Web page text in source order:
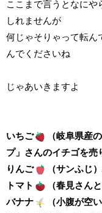
ここまで言うとなにや
しれませんが
何じゃそりゃって転ん
んでくださいね
じゃあいきますよ
いちご
（岐阜県産
プ」さんのイチゴを売
りんご
（サンふじ
トマト
（春見さん
バナナ
（小腹が空